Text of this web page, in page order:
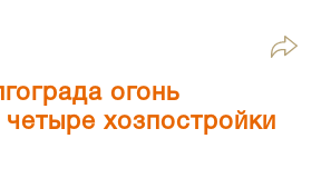
огонь
хозпостройки